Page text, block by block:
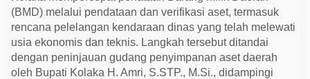
K
e
n
d
a
r
a
(BMD) melalui pendataan dan verifikasi aset, termasuk
rencana pelelangan kendaraan dinas yang telah melewati
usia ekonomis dan teknis. Langkah tersebut ditandai
dengan peninjauan gudang penyimpanan aset daerah
oleh Bupati Kolaka H. Amri, S.STP., M.Si., didampingi